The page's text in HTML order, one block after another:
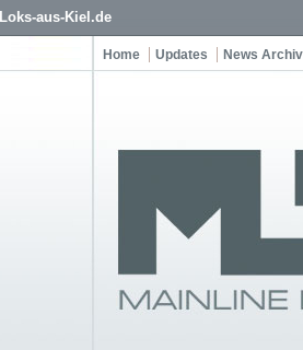
Loks-aus-Kiel.de
Home Updates News Archiv